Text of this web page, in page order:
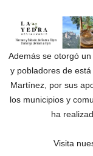
Además se otorgó
y pobladores de
Martínez, por sus
los municipios y
ha
Visita